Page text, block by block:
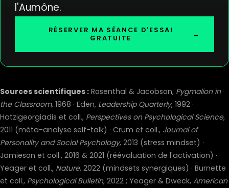
l'Aumône.
RÉSERVER MA SÉANCE D'ESSAI
GRATUITE
→
Sources scientifiques : Rosenthal & Jacobson, Pygmalion in
the Classroom, 1968 · Eden, Leadership Quarterly, 1992 ·
Hatzigeorgiadis et coll., Perspectives on Psychological Science,
2011 (méta-analyse self-talk) · Crum et coll., Journal of
Personality and Social Psychology, 2013 (stress mindset) ·
Jamieson et coll., 2016 & 2021 (réévaluation de l'activation) ·
Yeager et coll., Nature, 2022 (mindsets synergiques) · Burnette
et coll., Psychological Bulletin, 2022 ; Yeager & Dweck, American